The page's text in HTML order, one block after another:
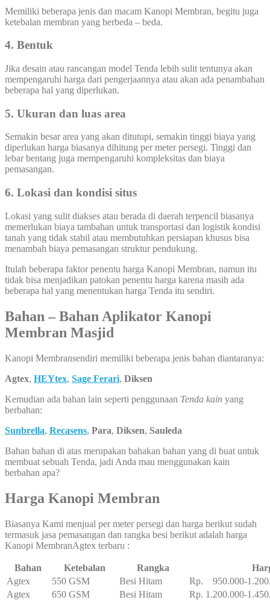
Memiliki beberapa jenis dan macam Kanopi Membran, begitu juga
ketebalan membran yang berbeda – beda.
4. Bentuk
Jika desain atau rancangan model Tenda lebih sulit tentunya akan
mempengaruhi harga dari pengerjaannya atau akan ada penambahan
beberapa hal yang diperlukan.
5. Ukuran dan luas area
Semakin besar area yang akan ditutupi, semakin tinggi biaya yang
diperlukan harga biasanya dihitung per meter persegi. Tinggi dan
lebar bentang juga mempengaruhi kompleksitas dan biaya
pemasangan.
6. Lokasi dan kondisi situs
Lokasi yang sulit diakses atau berada di daerah terpencil biasanya
memerlukan biaya tambahan untuk transportasi dan logistik kondisi
tanah yang tidak stabil atau membutuhkan persiapan khusus bisa
menambah biaya pemasangan struktur pendukung.
Itulah beberapa faktor penentu harga Kanopi Membran, namun itu
tidak bisa menjadikan patokan penentu harga karena masih ada
beberapa hal yang menentukan harga Tenda itu sendiri.
Bahan – Bahan Aplikator Kanopi
Membran Masjid
Kanopi Membransendiri memiliki beberapa jenis bahan diantaranya:
Agtex, HEYtex, Sage Ferari, Diksen
Kemudian ada bahan lain seperti penggunaan Tenda kain yang
berbahan:
Sunbrella, Recasens, Para, Diksen, Sauleda
Bahan bahan di atas merupakan bahakan bahan yang di buat untuk
membuat sebuah Tenda, jadi Anda mau menggunakan kain
berbahan apa?
Harga Kanopi Membran
Biasanya Kami menjual per meter persegi dan harga berikut sudah
termasuk jasa pemasangan dan rangka besi berikut adalah harga
Kanopi MembranAgtex terbaru :
Bahan Ketebalan Rangka
Agtex
550 GSM Besi Hitam
Rp. 950.000-
Agtex
650 GSM Besi Hitam
Rp. 1.200.000-